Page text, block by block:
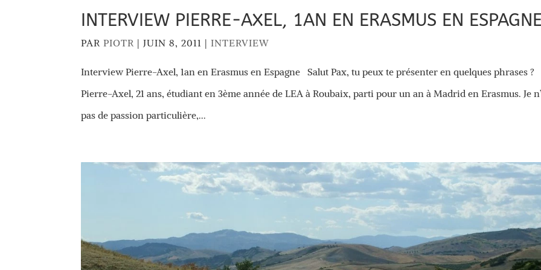
INTERVIEW PIERRE-AXEL, 1AN EN ERASMUS EN
PARPIOTR |JUIN 8, 2011 |INTERVIEW
Interview Pierre-Axel, 1an en Erasmus en Espagne Salut Pax, tu peux te présenter en quelques phrases ?
Pierre-Axel, 21 ans, étudiant en 3ème année de LEA à Roubaix, parti pour un an à Madrid en Erasmus. Je
pas de passion particulière,...